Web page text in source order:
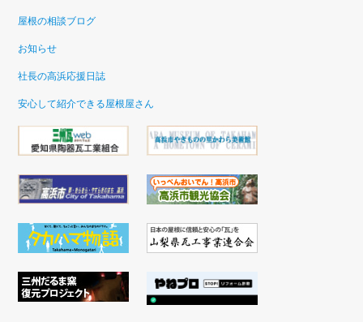
屋根の相談ブログ
お知らせ
社長の高浜応援日誌
安心して紹介できる屋根屋さん